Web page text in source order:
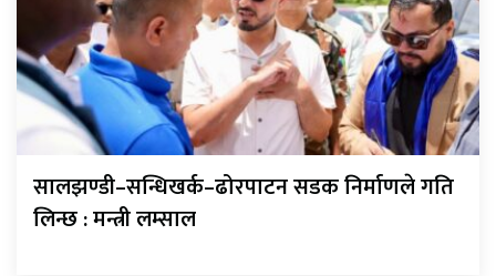
सालझण्डी–सन्धिखर्क–ढोरपाटन सडक निर्माणले गति
लिन्छ : मन्त्री लम्साल